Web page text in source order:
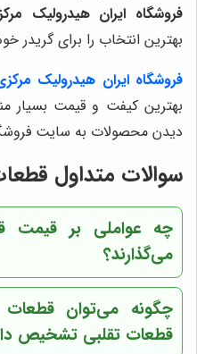
فروشگاه ایران هیدرولیک
بهترین انتخاب را برای گریدر
فروشگاه ایران هیدرولیک
بهترین کیفت و قیمت بسیار
دیدن محصولات به سایت
سوالات متداول
چه عواملی بر قیمت
می‌گذارند؟
چگونه می‌توان قطعات
قطعات تقلبی تشخیص